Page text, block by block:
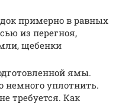
примерно в равных
из перегноя,
щебенки
ямы.
немного уплотнить.
требуется. Как